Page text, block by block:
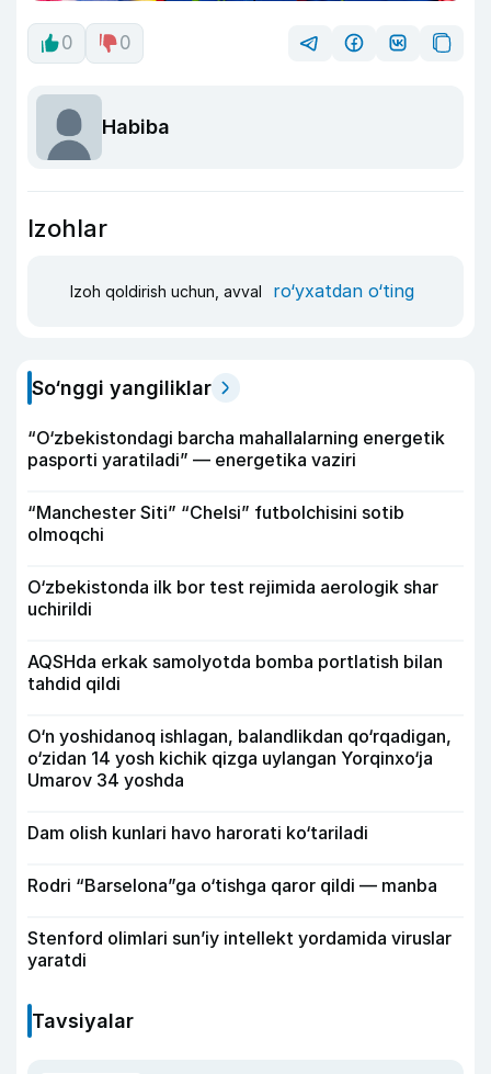
0 0
Habiba
Izohlar
Izoh qoldirish uchun, avval ro‘yxatdan o‘ting
So‘nggi yangiliklar
“O‘zbekistondagi barcha mahallalarning energetik
pasporti yaratiladi” — energetika vaziri
“Manchester Siti” “Chelsi” futbolchisini sotib
olmoqchi
O‘zbekistonda ilk bor test rejimida aerologik shar
uchirildi
AQSHda erkak samolyotda bomba portlatish bilan
tahdid qildi
O‘n yoshidanoq ishlagan, balandlikdan qo‘rqadigan,
o‘zidan 14 yosh kichik qizga uylangan Yorqinxo‘ja
Umarov 34 yoshda
Dam olish kunlari havo harorati ko‘tariladi
Rodri “Barselona”ga o‘tishga qaror qildi — manba
Stenford olimlari sun’iy intellekt yordamida viruslar
yaratdi
Tavsiyalar